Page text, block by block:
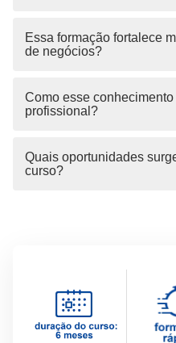
Essa formação fortalece
de negócios?
Como esse
profissional?
Quais oportunidades
curso?